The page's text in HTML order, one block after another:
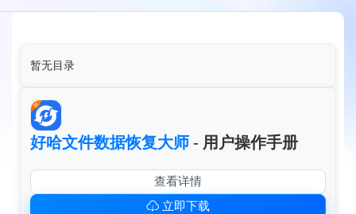
暂无目录
好哈文件数据恢复大师 - 用户操作手册
查看详情
立即下载